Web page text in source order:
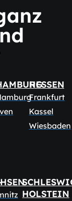
HESSEN
Frankfurt
Kassel
Wiesbaden
HOLSTEIN